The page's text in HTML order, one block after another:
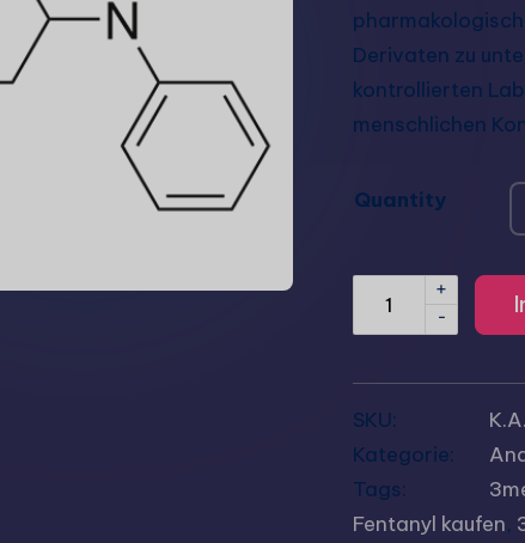
Derivaten zu
kontrollierten
menschlichen
Quantity
-
+
SKU:
K.A.
Kategorie:
Tags:
Fentanyl kaufen,